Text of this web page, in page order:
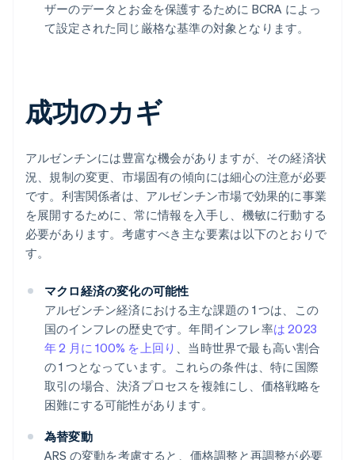
ザーのデータとお金を保護するために BCRA によっ
て設定された同じ厳格な基準の対象となります。
成功のカギ
アルゼンチンには豊富な機会がありますが、その経済状
況、規制の変更、市場固有の傾向には細心の注意が必要
です。利害関係者は、アルゼンチン市場で効果的に事業
を展開するために、常に情報を入手し、機敏に行動する
必要があります。考慮すべき主な要素は以下のとおりで
す。
マクロ経済の変化の可能性
アルゼンチン経済における主な課題の 1 つは、この
国のインフレの歴史です。年間インフレ率は 2023
年 2 月に 100% を上回り 、当時世界で最も高い割合
の 1 つとなっています。これらの条件は、特に国際
取引の場合、決済プロセスを複雑にし、価格戦略を
困難にする可能性があります。
為替変動
ARS の変動を考慮すると、価格調整と再調整が必要